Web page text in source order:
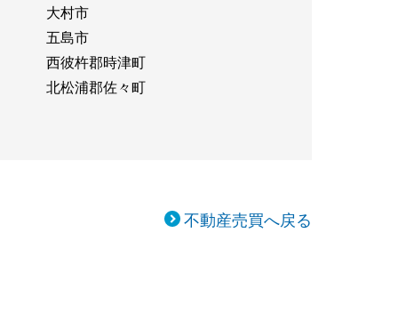
大村市
五島市
西彼杵郡時津町
北松浦郡佐々町
不動産売買へ戻る